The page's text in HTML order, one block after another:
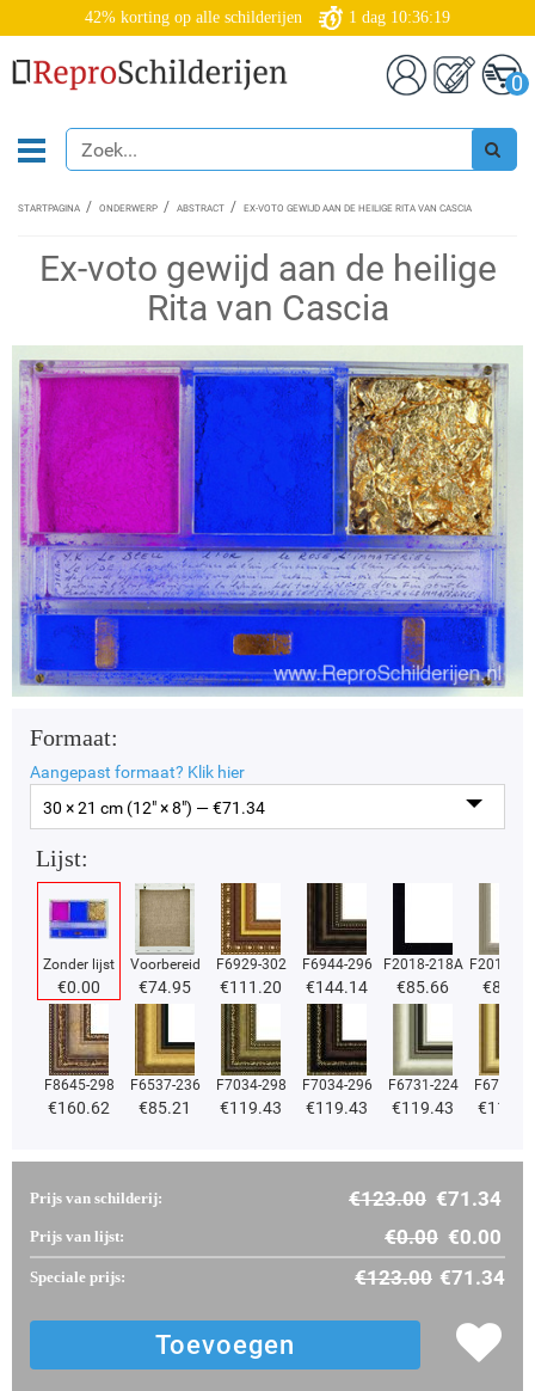
42% korting op alle schilderijen 1 dag 10:36:18
0
STARTPAGINA ONDERWERP ABSTRACT EX-VOTO GEWIJD AAN DE HEILIGE RITA VAN CASCIA
Ex-voto gewijd aan de heilige
Rita van Cascia
Formaat:
Aangepast formaat? Klik hier
30 × 21 cm (12" × 8") — €71.34
Lijst:
Zonder lijst
€0.00
Voorbereid
€74.95
F6929-302
€111.20
F6944-296
€144.14
F2018-218A
€85.66
F2018-
€85.66
F8645-298
€160.62
F6537-236
€85.21
F7034-298
€119.43
F7034-296
€119.43
F6731-224
€119.43
F6731-
€
Prijs van schilderij: €123.00 €71.34
Prijs van lijst: €0.00 €0.00
Speciale prijs: €123.00 €71.34